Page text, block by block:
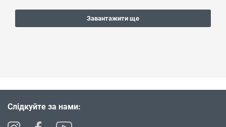
Завантажити ще
Слідкуйте за нами: